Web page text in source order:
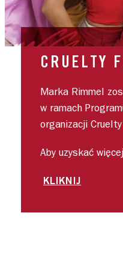
CRUELTY
Marka Rimmel
w ramach
organizacji
Aby uzyskać
KLIKNIJ